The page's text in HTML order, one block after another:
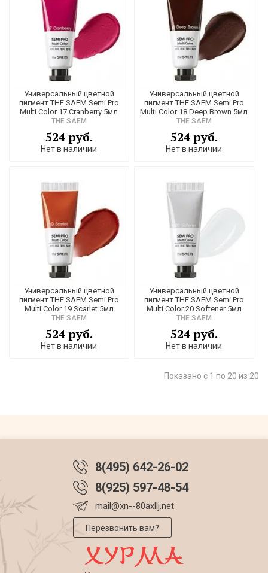
Универсальный цветной
пигмент THE SAEM Semi Pro
Multi Color 17 Cranberry 5мл
THE SAEM
524 руб.
Нет в наличии
Универсальный цветной
пигмент THE SAEM Semi Pro
Multi Color 18 Deep Brown 5мл
THE SAEM
524 руб.
Нет в наличии
Универсальный цветной
пигмент THE SAEM Semi Pro
Multi Color 19 Scarlet 5мл
THE SAEM
524 руб.
Нет в наличии
Универсальный цветной
пигмент THE SAEM Semi Pro
Multi Color 20 Softener 5мл
THE SAEM
524 руб.
Нет в наличии
Показано с 1 по 20 из 20
8(495) 642-26-02
8(925) 597-48-54
mail@xn--80axllj.net
Перезвонить вам?